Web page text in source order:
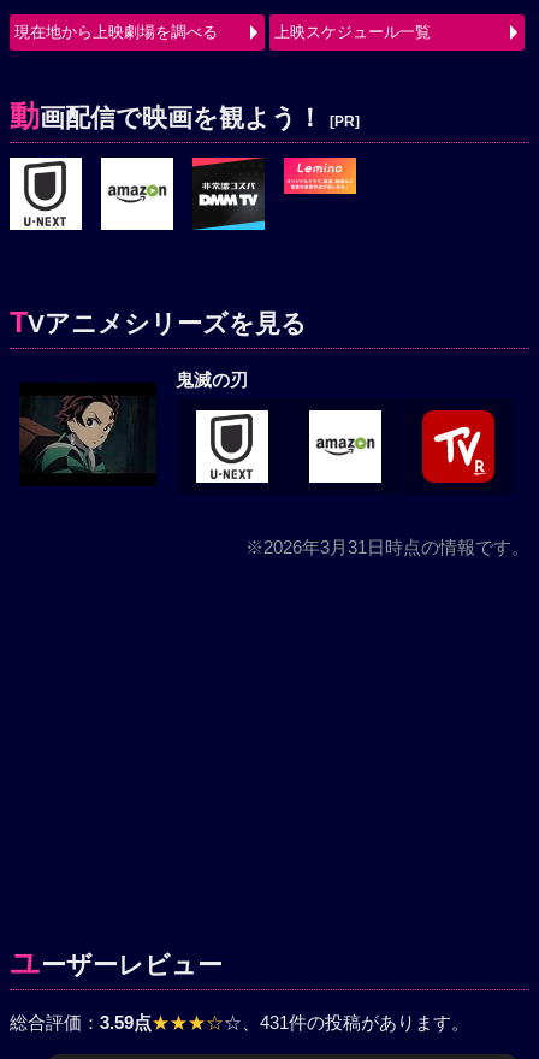
現在地から上映劇場を調べる 上映スケジュール一覧
動画配信で映画を観よう！ [PR]
TVアニメシリーズを見る
鬼滅の刃
※2026年3月31日時点の情報です。
ユーザーレビュー
総合評価： 3.59点★★★☆☆ 、431件の投稿があります。